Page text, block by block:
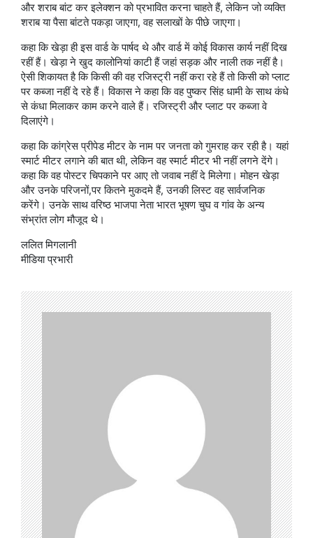
और शराब बांट कर इलेक्शन को प्रभावित करना चाहते हैं, लेकिन जो व्यक्ति
शराब या पैसा बांटते पकड़ा जाएगा, वह सलाखों के पीछे जाएगा।
कहा कि खेड़ा ही इस वार्ड के पार्षद थे और वार्ड में कोई विकास कार्य नहीं दिख
रहीं हैं। खेड़ा ने खुद कालोनियां काटी हैं जहां सड़क और नाली तक नहीं है।
ऐसी शिकायत है कि किसी की वह रजिस्ट्री नहीं करा रहे हैं तो किसी को प्लाट
पर कब्जा नहीं दे रहे हैं। विकास ने कहा कि वह पुष्कर सिंह धामी के साथ कंधे
से कंधा मिलाकर काम करने वाले हैं। रजिस्ट्री और प्लाट पर कब्जा वे
दिलाएंगे।
कहा कि कांग्रेस प्रीपेड मीटर के नाम पर जनता को गुमराह कर रही है। यहां
स्मार्ट मीटर लगाने की बात थी, लेकिन वह स्मार्ट मीटर भी नहीं लगने देंगे।
कहा कि वह पोस्टर चिपकाने पर आए तो जवाब नहीं दे मिलेगा। मोहन खेड़ा
और उनके परिजनों,पर कितने मुकदमे हैं, उनकी लिस्ट वह सार्वजनिक
करेंगे। उनके साथ वरिष्ठ भाजपा नेता भारत भूषण चुघ व गांव के अन्य
संभ्रांत लोग मौजूद थे।
ललित मिगलानी
मीडिया प्रभारी